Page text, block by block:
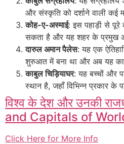
और संस्कृति को दर्शाने वाली कई
कोह-ए-अस्माई: इस पहाड़ी से पूरे
सकता है और यह शहर के प्रमुख
दारुल अमान पैलेस: यह एक
शुरुआत में बना था और अब यह
काबुल चिड़ियाघर: यह बच्चों और
स्थान है, जहाँ विभिन्न प्रकार के
विश्व के देश और उनकी
and Capitals of
Click Here for More Info